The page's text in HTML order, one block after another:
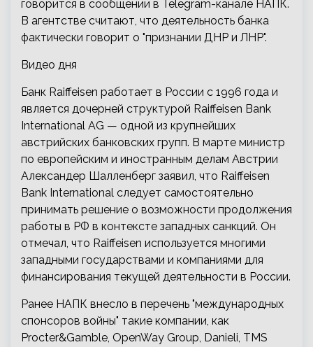
говорится в сообщении в Telegram-канале НАПК.
В агентстве считают, что деятельность банка
фактически говорит о "признании ДНР и ЛНР".
Видео дня
Банк Raiffeisen работает в России с 1996 года и
является дочерней структурой Raiffeisen Bank
International AG — одной из крупнейших
австрийских банковских групп. В марте министр
по европейским и иностранным делам Австрии
Александер Шалленберг заявил, что Raiffeisen
Bank International следует самостоятельно
принимать решение о возможности продолжения
работы в РФ в контексте западных санкций. Он
отмечал, что Raiffeisen используется многими
западными государствами и компаниями для
финансирования текущей деятельности в России.
Ранее НАПК внесло в перечень "международных
спонсоров войны" такие компании, как
Procter&Gamble, OpenWay Group, Danieli, TMS